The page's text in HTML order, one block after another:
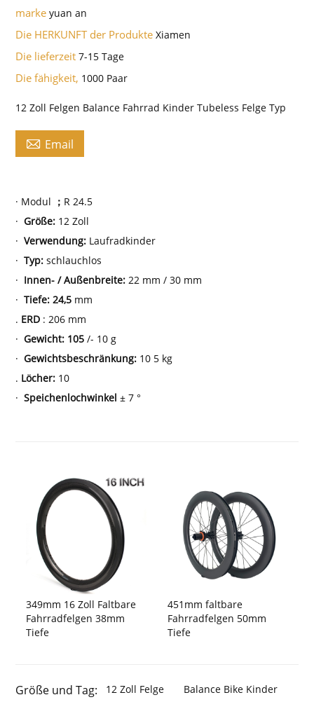
markeyuan an
Die HERKUNFT der ProdukteXiamen
Die lieferzeit7-15 Tage
Die fähigkeit, 1000 Paar
12 Zoll Felgen Balance Fahrrad Kinder Tubeless Felge Typ
 Email
· Modul ； R24.5
·Größe: 12 Zoll
·Verwendung: Laufradkinder
·Typ: schlauchlos
· Innen- / Außenbreite:22 mm / 30 mm
·Tiefe:24,5 mm
. ERD : 206 mm
·Gewicht: 105/- 10 g
·Gewichtsbeschränkung: 10 5 kg
. Löcher: 10
·Speichenlochwinkel ± 7 °
349mm 16 Zoll Faltbare
Fahrradfelgen 38mm
Tiefe
451mm faltbare
Fahrradfelgen 50mm
Tiefe
Größe und Tag: 12 Zoll Felge
Balance Bike Kinder